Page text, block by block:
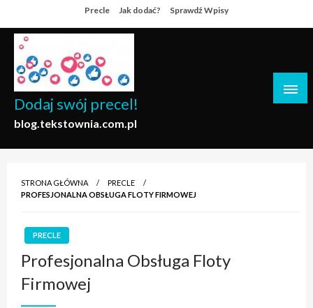
to
content
Precle Jak dodać? Sprawdź Wpisy
Dodaj swój precel!
blog.tekstownia.com.pl
STRONA GŁÓWNA
PRECLE
PROFESJONALNA OBSŁUGA FLOTY FIRMOWEJ
PRECLE
Profesjonalna Obsługa Floty
Firmowej